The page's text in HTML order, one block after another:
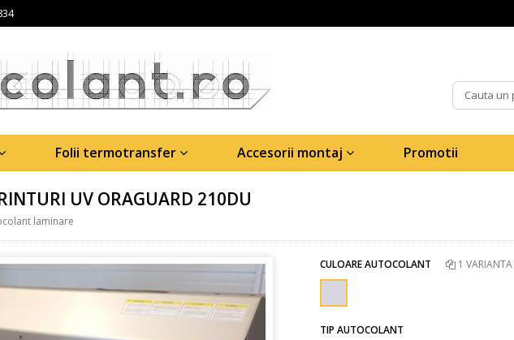
Folii termotransfer Accesorii montaj Promotii
UV ORAGUARD 210DU
laminare
CULOARE AUTOCOLANT 1 VARIANTA
TIP AUTOCOLANT